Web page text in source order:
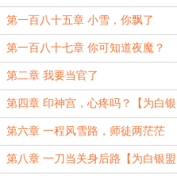
【为烟灰黯然跌落大盟加更19】
第一百八十五章 小雪，你飘了
第一百八十七章 你可知道夜魔？
【为白银盟主老书虫六号加更1】
第二章 我要当官了
第四章 印神宫，心疼吗？【为白银
盟老书虫六号加更3】
第六章 一程风雪路，师徒两茫茫
第八章 一刀当关身后路【为白银盟